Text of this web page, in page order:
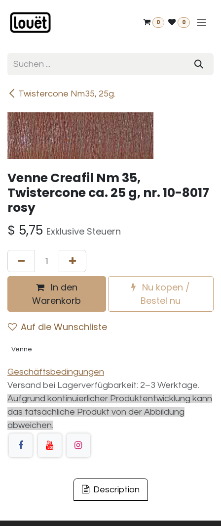
0 0
Twistercone Nm35, 25g.
Venne Creafil Nm 35,
Twistercone ca. 25 g, nr. 10-8017
rosy
$ 5,75 Exklusive Steuern
In den
Warenkorb
Nu kopen /
Bestel nu
Auf die Wunschliste
Venne
Geschäftsbedingungen
Versand bei Lagerverfügbarkeit: 2–3 Werktage.
Aufgrund kontinuierlicher Produktentwicklung kann
das tatsächliche Produkt von der Abbildung
abweichen.
Description